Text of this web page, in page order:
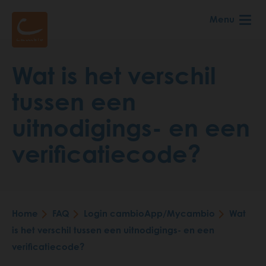
Menu
Wat is het verschil
tussen een
uitnodigings- en een
verificatiecode?
Breadcrumb
Home FAQ Login cambioApp/Mycambio
Wat
is het verschil tussen een uitnodigings- en een
verificatiecode?